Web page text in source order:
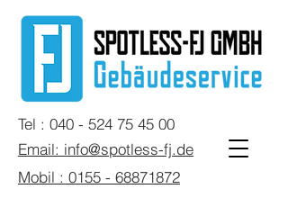
Mobil : 0155 - 68871872
Tel : 040 - 524 75 45 00
Email: info@spotless-fj.de